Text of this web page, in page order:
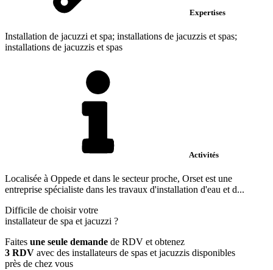
Expertises
Installation de jacuzzi et spa; installations de jacuzzis et spas;
installations de jacuzzis et spas
Activités
Localisée à Oppede et dans le secteur proche, Orset est une
entreprise spécialiste dans les travaux d'installation d'eau et d...
Difficile de choisir votre
installateur de spa et jacuzzi ?
Faites une seule demande de RDV et obtenez
3 RDV avec des installateurs de spas et jacuzzis disponibles
près de chez vous